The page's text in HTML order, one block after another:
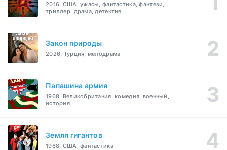
2016, США, ужасы, фантастика, фэнтези,
триллер, драма, детектив
Закон природы
2026, Турция, мелодрама
Папашина армия
1968, Великобритания, комедия, военный,
история
Земля гигантов
1968, США, фантастика